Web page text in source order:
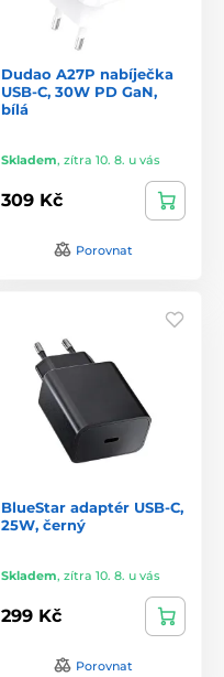
Dudao A27P nabíječka
USB-C, 30W PD GaN,
bílá
Skladem, zítra 10. 8. u vás
309 Kč
Porovnat
BlueStar adaptér USB-C,
25W, černý
Skladem, zítra 10. 8. u vás
299 Kč
Porovnat